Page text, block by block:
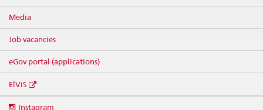
Media
Job vacancies
eGov portal (applications)
ElViS
Instagram